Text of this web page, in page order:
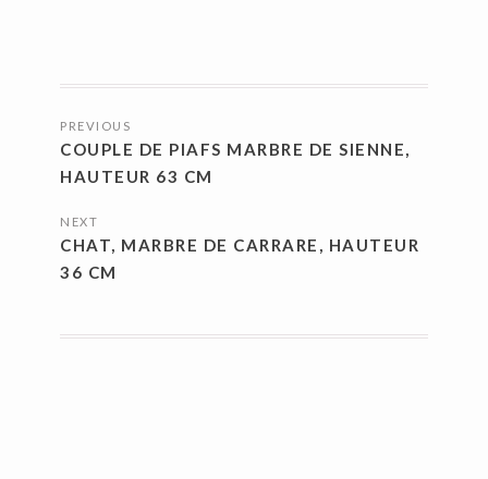
DES
ARTICLES
PREVIOUS
COUPLE DE PIAFS MARBRE DE SIENNE,
HAUTEUR 63 CM
NEXT
CHAT, MARBRE DE CARRARE, HAUTEUR
36 CM